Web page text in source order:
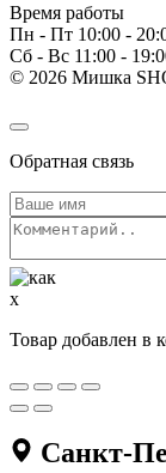
Время работы
Пн - Пт 10:00 -
Сб - Вс 11:00 -
© 2026 Мишка
Обратная связь
x
Товар добавлен в
Санкт-